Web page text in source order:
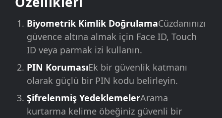
Biyometrik Kimlik DoğrulamaCüzdanınızı
güvence altına almak için Face ID, Touch
ID veya parmak izi kullanın.
PIN KorumasıEk bir güvenlik katmanı
olarak güçlü bir PIN kodu belirleyin.
Şifrelenmiş YedeklemelerArama
kurtarma kelime öbeğiniz güvenli bir